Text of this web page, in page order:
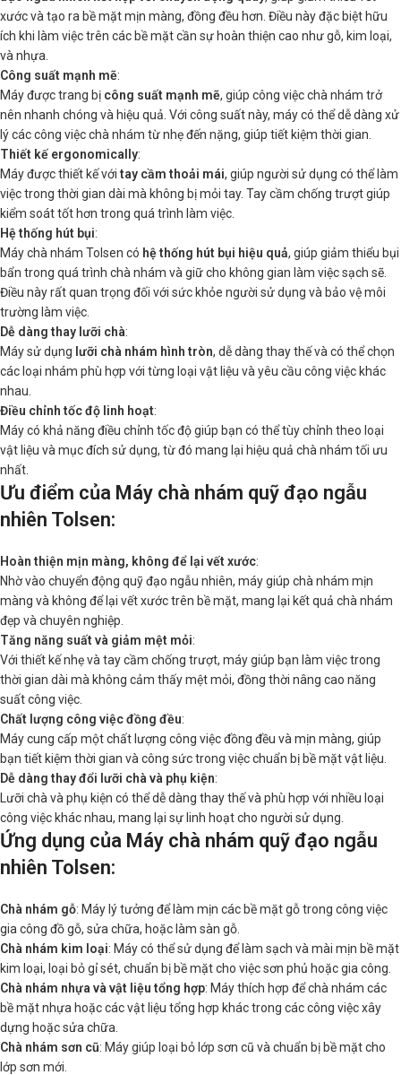
xước và tạo ra bề mặt mịn màng, đồng đều hơn. Điều này đặc biệt hữu
ích khi làm việc trên các bề mặt cần sự hoàn thiện cao như gỗ, kim loại,
và nhựa.
Công suất mạnh mẽ:
Máy được trang bị công suất mạnh mẽ, giúp công việc chà nhám trở
nên nhanh chóng và hiệu quả. Với công suất này, máy có thể dễ dàng xử
lý các công việc chà nhám từ nhẹ đến nặng, giúp tiết kiệm thời gian.
Thiết kế ergonomically:
Máy được thiết kế vớitay cầm thoải mái, giúp người sử dụng có thể làm
việc trong thời gian dài mà không bị mỏi tay. Tay cầm chống trượt giúp
kiểm soát tốt hơn trong quá trình làm việc.
Hệ thống hút bụi:
Máy chà nhám Tolsen có hệ thống hút bụi hiệu quả, giúp giảm thiểu bụi
bẩn trong quá trình chà nhám và giữ cho không gian làm việc sạch sẽ.
Điều này rất quan trọng đối với sức khỏe người sử dụng và bảo vệ môi
trường làm việc.
Dễ dàng thay lưỡi chà:
Máy sử dụng lưỡi chà nhám hình tròn, dễ dàng thay thế và có thể chọn
các loại nhám phù hợp với từng loại vật liệu và yêu cầu công việc khác
nhau.
Điều chỉnh tốc độ linh hoạt:
Máy có khả năng điều chỉnh tốc độ giúp bạn có thể tùy chỉnh theo loại
vật liệu và mục đích sử dụng, từ đó mang lại hiệu quả chà nhám tối ưu
nhất.
Ưu điểm của Máy chà nhám quỹ đạo ngẫu
nhiên Tolsen:
Hoàn thiện mịn màng, không để lại vết xước:
Nhờ vào chuyển động quỹ đạo ngẫu nhiên, máy giúp chà nhám mịn
màng và không để lại vết xước trên bề mặt, mang lại kết quả chà nhám
đẹp và chuyên nghiệp.
Tăng năng suất và giảm mệt mỏi:
Với thiết kế nhẹ và tay cầm chống trượt, máy giúp bạn làm việc trong
thời gian dài mà không cảm thấy mệt mỏi, đồng thời nâng cao năng
suất công việc.
Chất lượng công việc đồng đều:
Máy cung cấp một chất lượng công việc đồng đều và mịn màng, giúp
bạn tiết kiệm thời gian và công sức trong việc chuẩn bị bề mặt vật liệu.
Dễ dàng thay đổi lưỡi chà và phụ kiện:
Lưỡi chà và phụ kiện có thể dễ dàng thay thế và phù hợp với nhiều loại
công việc khác nhau, mang lại sự linh hoạt cho người sử dụng.
Ứng dụng của Máy chà nhám quỹ đạo ngẫu
nhiên Tolsen:
Chà nhám gỗ: Máy lý tưởng để làm mịn các bề mặt gỗ trong công việc
gia công đồ gỗ, sửa chữa, hoặc làm sàn gỗ.
Chà nhám kim loại: Máy có thể sử dụng để làm sạch và mài mịn bề mặt
kim loại, loại bỏ gỉ sét, chuẩn bị bề mặt cho việc sơn phủ hoặc gia công.
Chà nhám nhựa và vật liệu tổng hợp: Máy thích hợp để chà nhám các
bề mặt nhựa hoặc các vật liệu tổng hợp khác trong các công việc xây
dựng hoặc sửa chữa.
Chà nhám sơn cũ: Máy giúp loại bỏ lớp sơn cũ và chuẩn bị bề mặt cho
lớp sơn mới.